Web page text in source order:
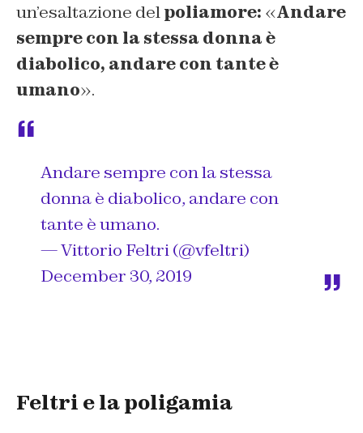
un’esaltazione delpoliamore: «Andare
sempre con la stessa donna è
diabolico, andare con tante è
umano».
Andare sempre con la stessa
donna è diabolico, andare con
tante è umano.
— Vittorio Feltri (@vfeltri)
December 30, 2019
Feltri e la poligamia